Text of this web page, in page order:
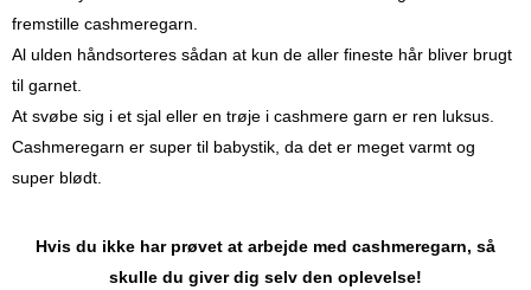
fremstille cashmeregarn.
Al ulden håndsorteres sådan at kun de aller fineste hår bliver brugt
til garnet.
At svøbe sig i et sjal eller en trøje i cashmere garn er ren luksus.
Cashmeregarn er super til babystik, da det er meget varmt og
super blødt.
Hvis du ikke har prøvet at arbejde med cashmeregarn, så
skulle du giver dig selv den oplevelse!